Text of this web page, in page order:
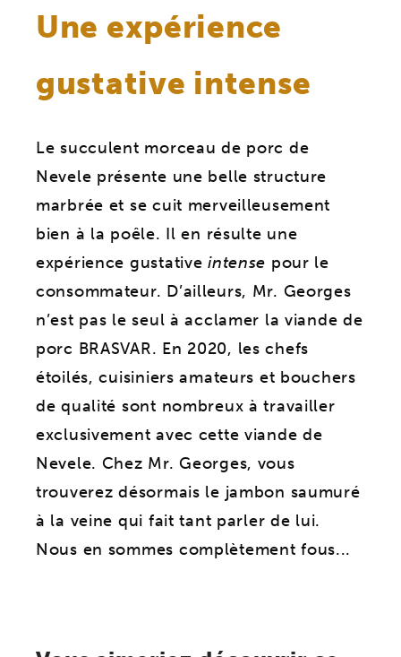
Une expérience
gustative intense
Le succulent morceau de porc de
Nevele présente une belle structure
marbrée et se cuit merveilleusement
bien à la poêle. Il en résulte une
expérience gustativeintense pour le
consommateur. D’ailleurs, Mr. Georges
n’est pas le seul à acclamer la viande de
porc BRASVAR. En 2020, les chefs
étoilés, cuisiniers amateurs et bouchers
de qualité sont nombreux à travailler
exclusivement avec cette viande de
Nevele. Chez Mr. Georges, vous
trouverez désormais le jambon saumuré
à la veine qui fait tant parler de lui.
Nous en sommes complètement fous...